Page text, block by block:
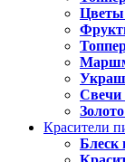
Свечи
Красители
Блеск